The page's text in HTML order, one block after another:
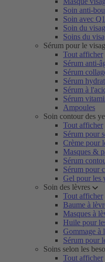
Soin anti-
Soin avec
Soin du
Soins du
Sérum pour le
Tout afficher
Sérum anti-
Sérum
Sérum
Sérum à
Sérum
Ampoules
Soin contour des
Tout afficher
Sérum pour
Crème pour
Masques &
Sérum
Sérum pour
Gel pour les
Soin des lèvres
Tout afficher
Baume à
Masques à
Huile pour
Gommage à
Sérum pour
Soins selon les
Tout afficher